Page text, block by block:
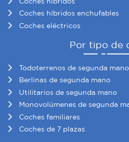
partir del uso que haya hecho de
Coches híbridos enchufables
Coches eléctricos
Por tipo de
Todoterrenos de segunda mano
Berlinas de segunda mano
Utilitarios de segunda mano
Monovolúmenes de segunda
Coches familiares
Coches de 7 plazas